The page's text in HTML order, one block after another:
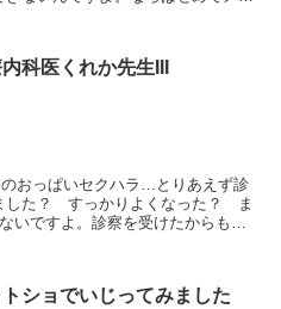
科医くれか先生III
おっぱいセクハラ…とりあえず診
した？ すっかりよくなった？ ま
いですよ。診察を受けたからもう
ショでいじってみました